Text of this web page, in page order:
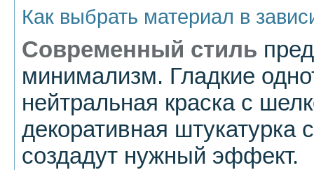
Как выбрать материал в
Современный стиль
минимализм. Гладкие
нейтральная краска с
декоративная штукатурка
создадут нужный эффект.